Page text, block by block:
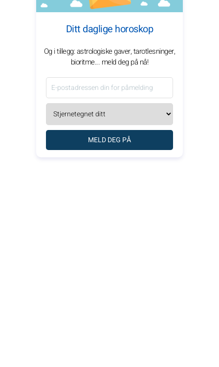
Ditt daglige horoskop
Og i tillegg: astrologiske gaver, tarotlesninger,
bioritme... meld deg på nå!
MELD DEG PÅ